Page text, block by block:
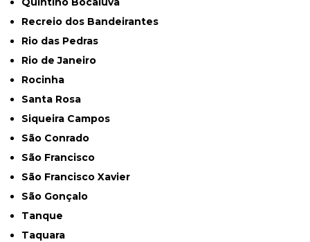
Recreio dos Bandeirantes
Rio das Pedras
Rio de Janeiro
Rocinha
Santa Rosa
Siqueira Campos
São Conrado
São Francisco
São Francisco Xavier
São Gonçalo
Tanque
Taquara